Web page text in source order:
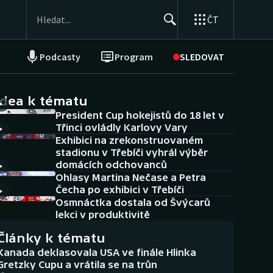
ČT
Podcasty Program SLEDOVAT
NEPŘEHLÉDNĚTE
Historické návraty
Aplikace ČT sport
AZ kvíz
k tématu
President Cup hokejistů do 18 let v
Třinci ovládly Karlovy Vary
Exhibici na zrekonstruovaném
stadionu v Třebíči vyhrál výběr
domácích odchovanců
Ohlasy Martina Nečase a Petra
Čecha po exhibici v Třebíči
Osmnáctka dostala od Švýcarů
lekci v produktivitě
k tématu
deklasovala USA ve finále Hlinka
Cupu a vrátila se na trůn